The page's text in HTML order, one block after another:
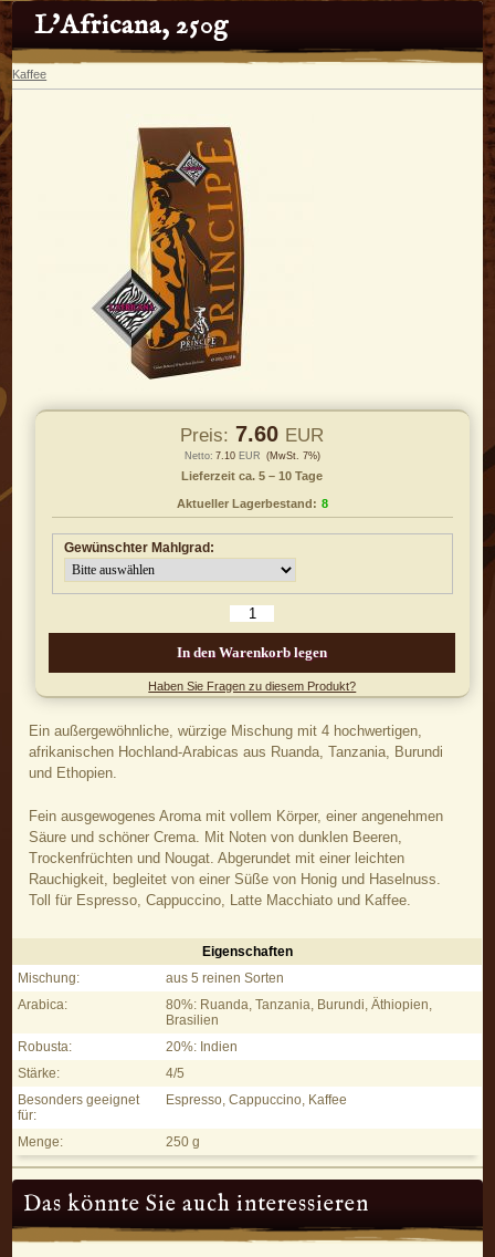
L'Africana, 250g
Kaffee
Preis: 7.60 EUR
Netto: 7.10 EUR (MwSt. 7%)
Lieferzeit ca. 5 – 10 Tage
Aktueller Lagerbestand: 8
Gewünschter Mahlgrad:
Haben Sie Fragen zu diesem Produkt?
Ein außergewöhnliche, würzige Mischung mit 4 hochwertigen,
afrikanischen Hochland-Arabicas aus Ruanda, Tanzania, Burundi
und Ethopien.
Fein ausgewogenes Aroma mit vollem Körper, einer angenehmen
Säure und schöner Crema. Mit Noten von dunklen Beeren,
Trockenfrüchten und Nougat. Abgerundet mit einer leichten
Rauchigkeit, begleitet von einer Süße von Honig und Haselnuss.
Toll für Espresso, Cappuccino, Latte Macchiato und Kaffee.
L'Africana, 250g - Eigenschaften
Eigenschaften
Mischung:
aus 5 reinen Sorten
Arabica:
80%: Ruanda, Tanzania, Burundi, Äthiopien,
Brasilien
Robusta:
20%: Indien
Stärke:
4/5
Besonders geeignet
für:
Espresso, Cappuccino, Kaffee
Menge: 250 g
Das könnte Sie auch interessieren